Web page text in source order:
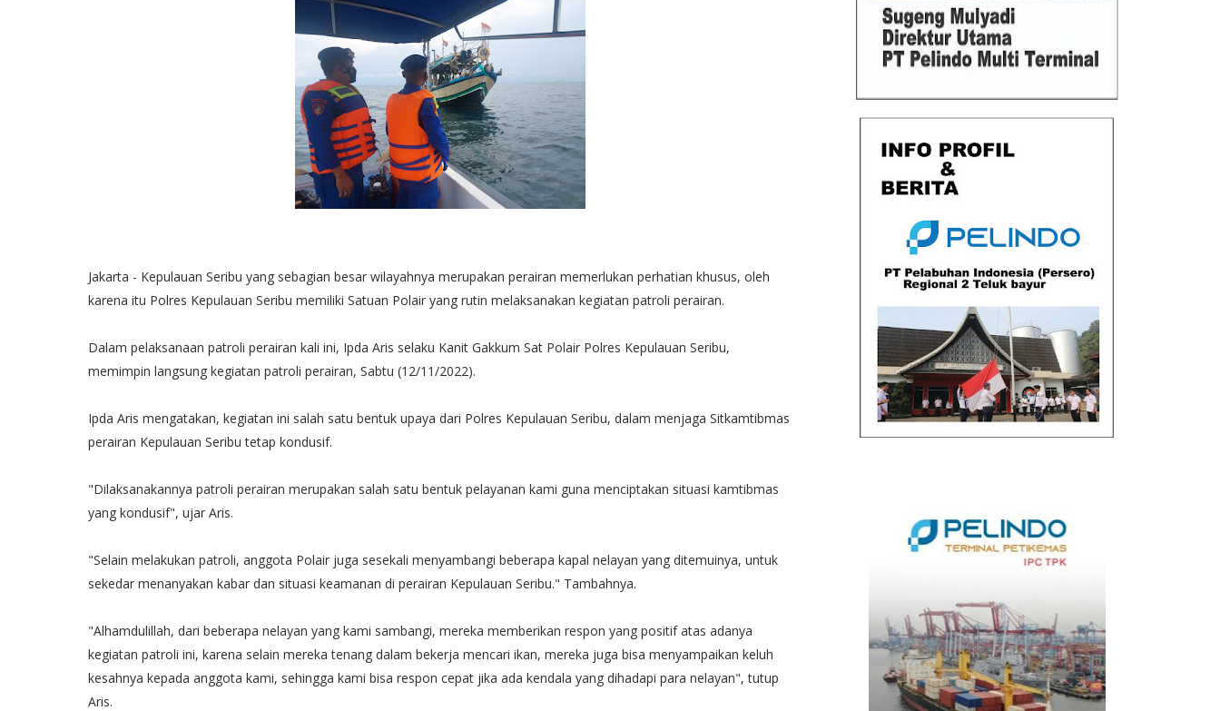
Jakarta - Kepulauan Seribu yang sebagian besar wilayahnya merupakan perairan memerlukan perhatian khusus, oleh
karena itu Polres Kepulauan Seribu memiliki Satuan Polair yang rutin melaksanakan kegiatan patroli perairan.
Dalam pelaksanaan patroli perairan kali ini, Ipda Aris selaku Kanit Gakkum Sat Polair Polres Kepulauan Seribu,
memimpin langsung kegiatan patroli perairan, Sabtu (12/11/2022).
Ipda Aris mengatakan, kegiatan ini salah satu bentuk upaya dari Polres Kepulauan Seribu, dalam menjaga Sitkamtibmas
perairan Kepulauan Seribu tetap kondusif.
"Dilaksanakannya patroli perairan merupakan salah satu bentuk pelayanan kami guna menciptakan situasi kamtibmas
yang kondusif", ujar Aris.
"Selain melakukan patroli, anggota Polair juga sesekali menyambangi beberapa kapal nelayan yang ditemuinya, untuk
sekedar menanyakan kabar dan situasi keamanan di perairan Kepulauan Seribu." Tambahnya.
"Alhamdulillah, dari beberapa nelayan yang kami sambangi, mereka memberikan respon yang positif atas adanya
kegiatan patroli ini, karena selain mereka tenang dalam bekerja mencari ikan, mereka juga bisa menyampaikan keluh
kesahnya kepada anggota kami, sehingga kami bisa respon cepat jika ada kendala yang dihadapi para nelayan", tutup
Aris.